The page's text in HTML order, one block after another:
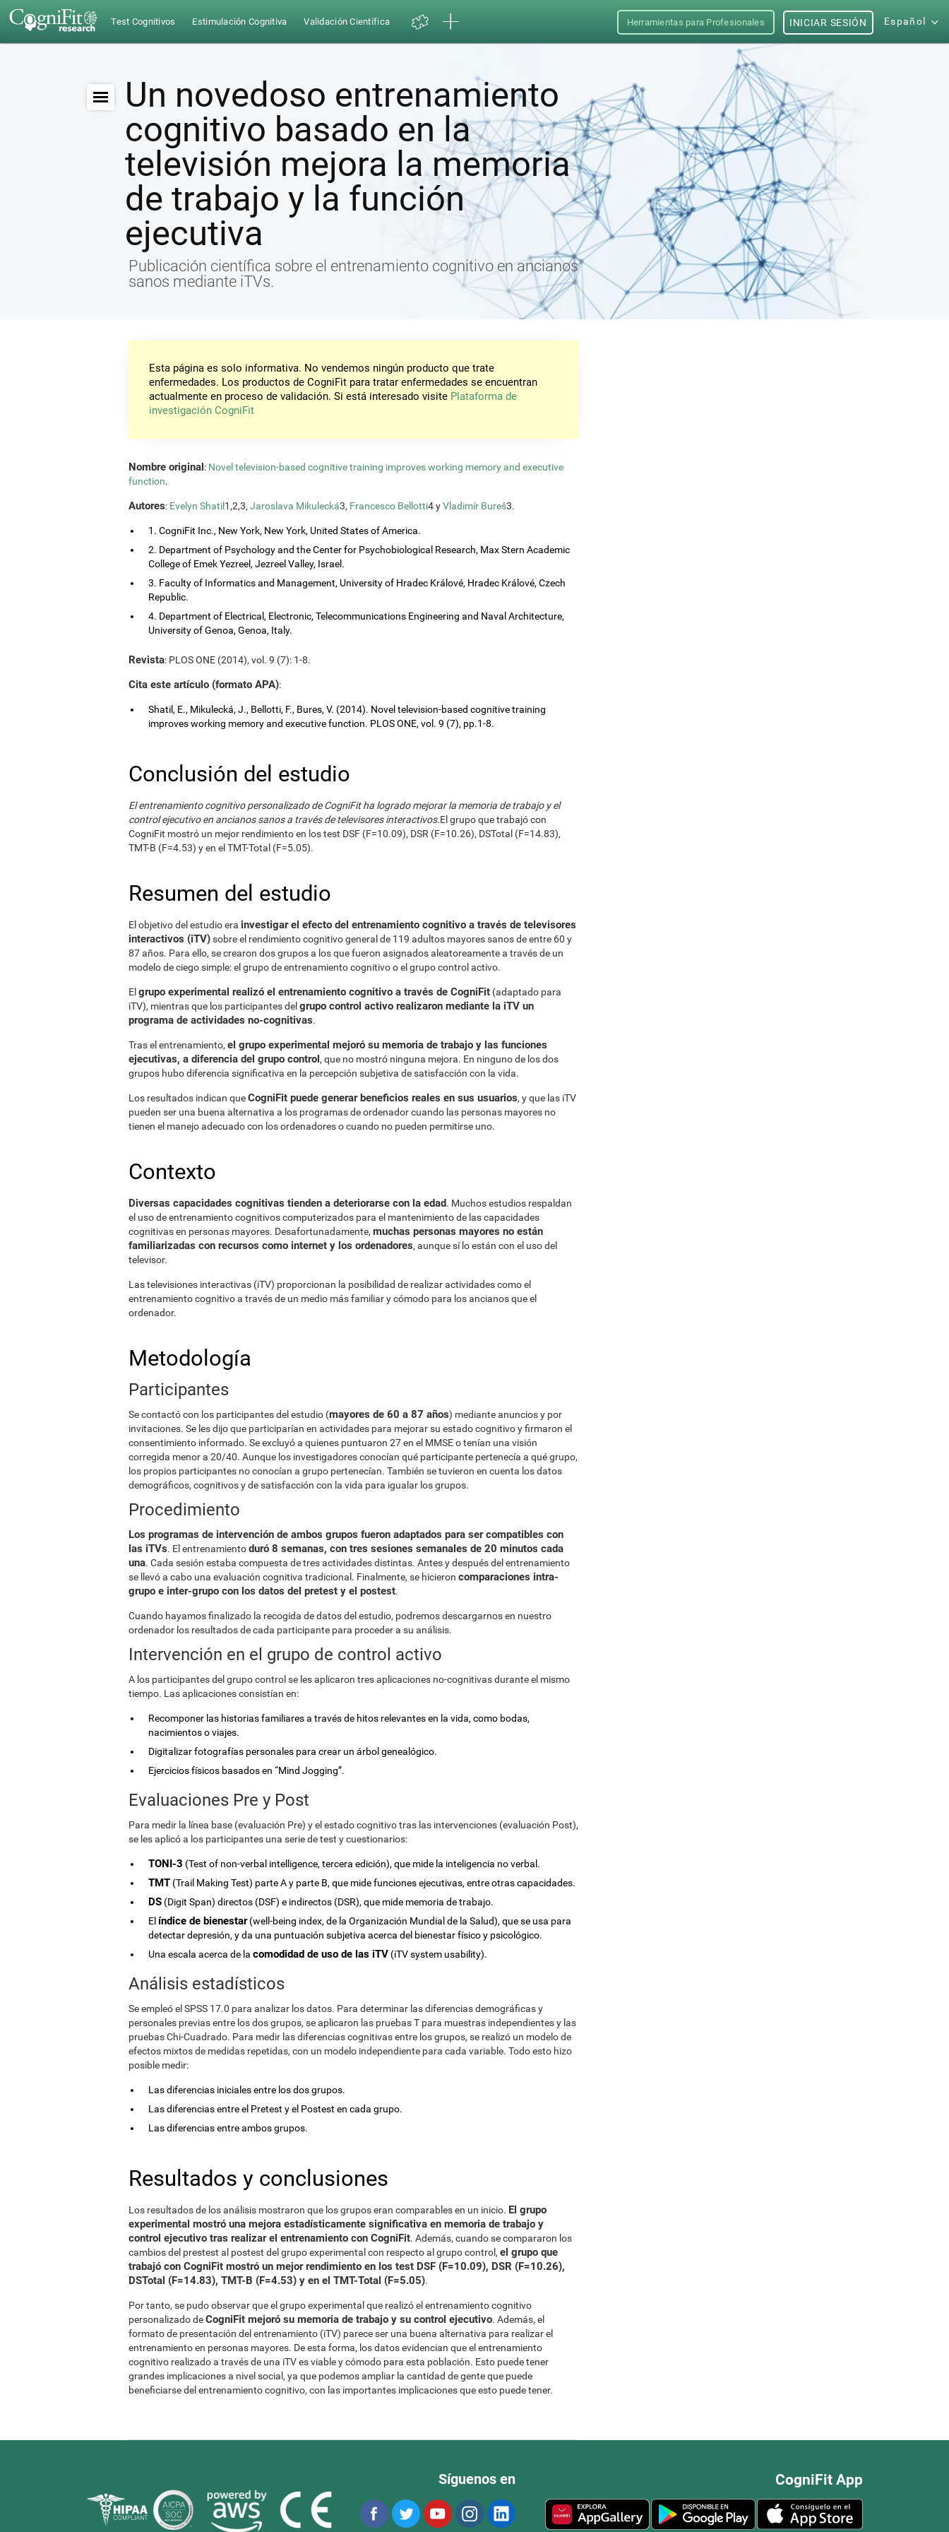
Test Cognitivos Estimulación Cognitiva Validación Científica Herramientas para Profesionales Español
INICIAR SESIÓN
Un novedoso entrenamiento
cognitivo basado en la
televisión mejora la memoria
de trabajo y la función
ejecutiva
Publicación científica sobre el entrenamiento cognitivo en ancianos
sanos mediante iTVs.
Esta página es solo informativa. No vendemos ningún producto que trate
enfermedades. Los productos de CogniFit para tratar enfermedades se encuentran
actualmente en proceso de validación. Si está interesado visite Plataforma de
investigación CogniFit
Nombre original: Novel television-based cognitive training improves working memory and executive
function.
Autores: Evelyn Shatil 1,2,3, Jaroslava Mikulecká3, Francesco Bellotti4 yVladimír Bureš3.
1. CogniFit Inc., New York, New York, United States of America.
2. Department of Psychology and the Center for Psychobiological Research, Max Stern Academic
College of Emek Yezreel, Jezreel Valley, Israel.
3. Faculty of Informatics and Management, University of Hradec Králové, Hradec Králové, Czech
Republic.
4. Department of Electrical, Electronic, Telecommunications Engineering and Naval Architecture,
University of Genoa, Genoa, Italy.
Revista: PLOS ONE (2014), vol. 9 (7): 1-8.
Cita este artículo (formato APA):
Shatil, E., Mikulecká, J., Bellotti, F., Bures, V. (2014). Novel television-based cognitive training
improves working memory and executive function. PLOS ONE, vol. 9 (7), pp.1-8.
Conclusión del estudio
El entrenamiento cognitivo personalizado de CogniFit ha logrado mejorar la memoria de trabajo y el
control ejecutivo en ancianos sanos a través de televisores interactivos.El grupo que trabajó con
CogniFit mostró un mejor rendimiento en los test DSF (F=10.09), DSR (F=10.26), DSTotal (F=14.83),
TMT-B (F=4.53) y en el TMT-Total (F=5.05).
Resumen del estudio
El objetivo del estudio era investigar el efecto del entrenamiento cognitivo a través de televisores
interactivos (iTV)sobre el rendimiento cognitivo general de 119 adultos mayores sanos de entre 60 y
87 años. Para ello, se crearon dos grupos a los que fueron asignados aleatoreamente a través de un
modelo de ciego simple: el grupo de entrenamiento cognitivo o el grupo control activo.
El grupo experimental realizó el entrenamiento cognitivo a través de CogniFit (adaptado para
iTV), mientras que los participantes del grupo control activo realizaron mediante la iTV un
programa de actividades no-cognitivas.
Tras el entrenamiento, el grupo experimental mejoró su memoria de trabajo y las funciones
ejecutivas, a diferencia del grupo control, que no mostró ninguna mejora. En ninguno de los dos
grupos hubo diferencia significativa en la percepción subjetiva de satisfacción con la vida.
Los resultados indican queCogniFit puede generar beneficios reales en sus usuarios, y que las iTV
pueden ser una buena alternativa a los programas de ordenador cuando las personas mayores no
tienen el manejo adecuado con los ordenadores o cuando no pueden permitirse uno.
Contexto
Diversas capacidades cognitivas tienden a deteriorarse con la edad. Muchos estudios respaldan
el uso de entrenamiento cognitivos computerizados para el mantenimiento de las capacidades
cognitivas en personas mayores. Desafortunadamente, muchas personas mayores no están
familiarizadas con recursos como internet y los ordenadores, aunque sí lo están con el uso del
televisor.
Las televisiones interactivas (iTV) proporcionan la posibilidad de realizar actividades como el
entrenamiento cognitivo a través de un medio más familiar y cómodo para los ancianos que el
ordenador.
Metodología
Participantes
Se contactó con los participantes del estudio (mayores de 60 a 87 años) mediante anuncios y por
invitaciones. Se les dijo que participarían en actividades para mejorar su estado cognitivo y firmaron el
consentimiento informado. Se excluyó a quienes puntuaron 27 en el MMSE o tenían una visión
corregida menor a 20/40. Aunque los investigadores conocían qué participante pertenecía a qué grupo,
los propios participantes no conocían a grupo pertenecían. También se tuvieron en cuenta los datos
demográficos, cognitivos y de satisfacción con la vida para igualar los grupos.
Procedimiento
Los programas de intervención de ambos grupos fueron adaptados para ser compatibles con
las iTVs. El entrenamientoduró 8 semanas, con tres sesiones semanales de 20 minutos cada
una. Cada sesión estaba compuesta de tres actividades distintas. Antes y después del entrenamiento
se llevó a cabo una evaluación cognitiva tradicional. Finalmente, se hicieron comparaciones intra-
grupo e inter-grupo con los datos del pretest y el postest.
Cuando hayamos finalizado la recogida de datos del estudio, podremos descargarnos en nuestro
ordenador los resultados de cada participante para proceder a su análisis.
Intervención en el grupo de control activo
A los participantes del grupo control se les aplicaron tres aplicaciones no-cognitivas durante el mismo
tiempo. Las aplicaciones consistían en:
Recomponer las historias familiares a través de hitos relevantes en la vida, como bodas,
nacimientos o viajes.
Digitalizar fotografías personales para crear un árbol genealógico.
Ejercicios físicos basados en “Mind Jogging”.
Evaluaciones Pre y Post
Para medir la línea base (evaluación Pre) y el estado cognitivo tras las intervenciones (evaluación Post),
se les aplicó a los participantes una serie de test y cuestionarios:
TONI-3 (Test of non-verbal intelligence, tercera edición), que mide la inteligencia no verbal.
TMT (Trail Making Test) parte A y parte B, que mide funciones ejecutivas, entre otras capacidades.
DS (Digit Span) directos (DSF) e indirectos (DSR), que mide memoria de trabajo.
El índice de bienestar(well-being index, de la Organización Mundial de la Salud), que se usa para
detectar depresión, y da una puntuación subjetiva acerca del bienestar físico y psicológico.
Una escala acerca de la comodidad de uso de las iTV (iTV system usability).
Análisis estadísticos
Se empleó el SPSS 17.0 para analizar los datos. Para determinar las diferencias demográficas y
personales previas entre los dos grupos, se aplicaron las pruebas T para muestras independientes y las
pruebas Chi-Cuadrado. Para medir las diferencias cognitivas entre los grupos, se realizó un modelo de
efectos mixtos de medidas repetidas, con un modelo independiente para cada variable. Todo esto hizo
posible medir:
Las diferencias iniciales entre los dos grupos.
Las diferencias entre el Pretest y el Postest en cada grupo.
Las diferencias entre ambos grupos.
Resultados y conclusiones
Los resultados de los análisis mostraron que los grupos eran comparables en un inicio. El grupo
experimental mostró una mejora estadísticamente significativa en memoria de trabajo y
control ejecutivo tras realizar el entrenamiento con CogniFit. Además, cuando se compararon los
cambios del prestest al postest del grupo experimental con respecto al grupo control, el grupo que
trabajó con CogniFit mostró un mejor rendimiento en los test DSF (F=10.09), DSR (F=10.26),
DSTotal (F=14.83), TMT-B (F=4.53) y en el TMT-Total (F=5.05).
Por tanto, se pudo observar que el grupo experimental que realizó el entrenamiento cognitivo
personalizado deCogniFit mejoró su memoria de trabajo y su control ejecutivo. Además, el
formato de presentación del entrenamiento (iTV) parece ser una buena alternativa para realizar el
entrenamiento en personas mayores. De esta forma, los datos evidencian que el entrenamiento
cognitivo realizado a través de una iTV es viable y cómodo para esta población. Esto puede tener
grandes implicaciones a nivel social, ya que podemos ampliar la cantidad de gente que puede
beneficiarse del entrenamiento cognitivo, con las importantes implicaciones que esto puede tener.
CogniFit App
Síguenos en